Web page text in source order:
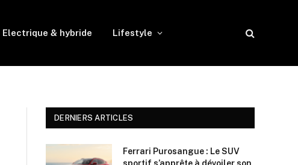
Electrique & hybride Lifestyle
DERNIERS ARTICLES
Ferrari Purosangue : Le SUV